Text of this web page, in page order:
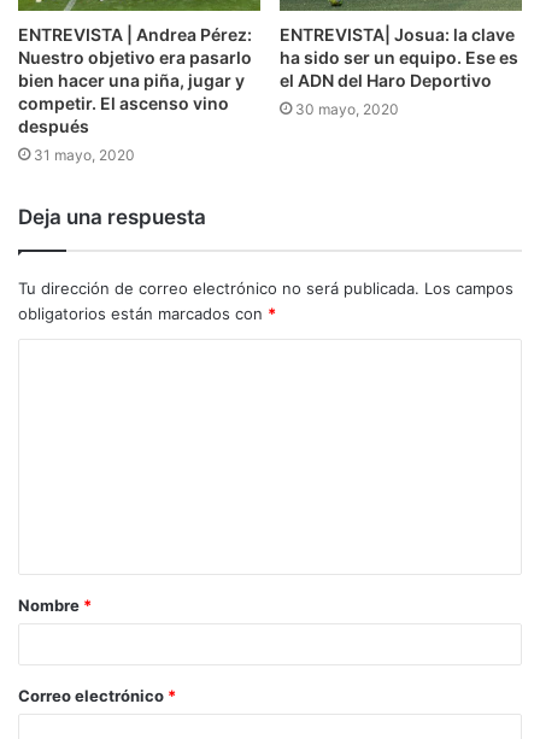
ENTREVISTA | Andrea Pérez:
Nuestro objetivo era pasarlo
bien hacer una piña, jugar y
competir. El ascenso vino
después
31 mayo, 2020
ENTREVISTA| Josua: la clave
ha sido ser un equipo. Ese es
el ADN del Haro Deportivo
30 mayo, 2020
Deja una respuesta
Tu dirección de correo electrónico no será publicada. Los campos
obligatorios están marcados con *
Nombre *
Correo electrónico *